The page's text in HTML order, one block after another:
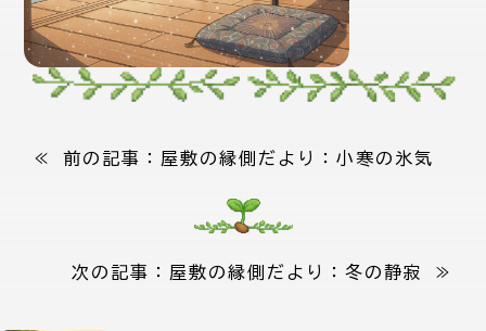
≪ 前の記事： 屋敷の縁側だより：小寒の氷気
次の記事： 屋敷の縁側だより：冬の静寂 ≫